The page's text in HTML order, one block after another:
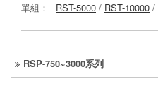
單組： RST-5000 / RST-10000 /
RSP-750~3000系列